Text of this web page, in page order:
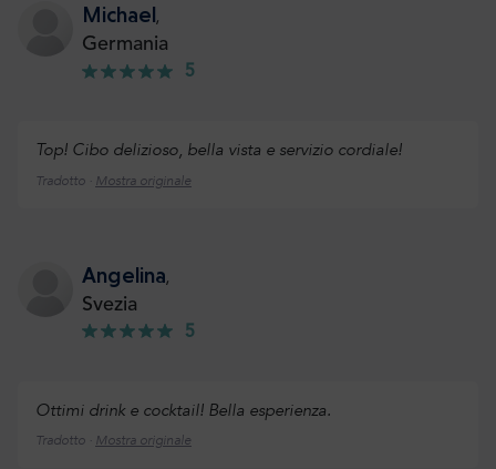
Michael,
Germania
5
Top! Cibo delizioso, bella vista e servizio cordiale!
Tradotto · Mostra originale
Angelina,
Svezia
5
Ottimi drink e cocktail! Bella esperienza.
Tradotto · Mostra originale